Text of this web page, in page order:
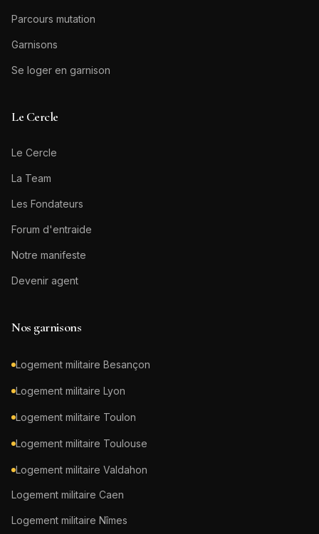
Parcours mutation
Garnisons
Se loger en garnison
Le Cercle
Le Cercle
La Team
Les Fondateurs
Forum d'entraide
Notre manifeste
Devenir agent
Nos garnisons
Logement militaire Besançon
Logement militaire Lyon
Logement militaire Toulon
Logement militaire Toulouse
Logement militaire Valdahon
Logement militaire Caen
Logement militaire Nîmes